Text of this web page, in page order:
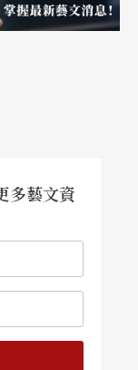
多藝文資